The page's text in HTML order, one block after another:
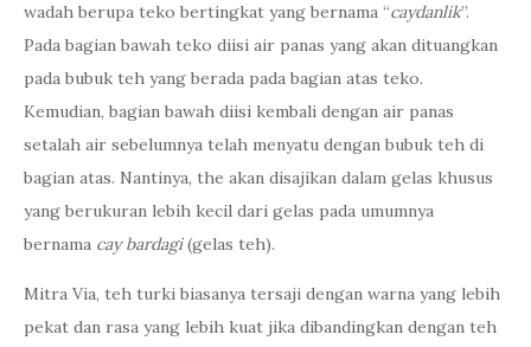
wadah berupa teko bertingkat yang bernama “caydanlik”.
Pada bagian bawah teko diisi air panas yang akan dituangkan
pada bubuk teh yang berada pada bagian atas teko.
Kemudian, bagian bawah diisi kembali dengan air panas
setalah air sebelumnya telah menyatu dengan bubuk teh di
bagian atas. Nantinya, the akan disajikan dalam gelas khusus
yang berukuran lebih kecil dari gelas pada umumnya
bernama cay bardagi(gelas teh).
Mitra Via, teh turki biasanya tersaji dengan warna yang lebih
pekat dan rasa yang lebih kuat jika dibandingkan dengan teh